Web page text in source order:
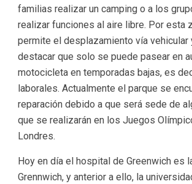
familias realizar un camping o a los
realizar funciones al aire libre. Por esta
permite el desplazamiento vía vehicular
destacar que solo se puede pasear en
motocicleta en temporadas bajas, es
laborales. Actualmente el parque se
reparación debido a que será sede de
que se realizarán en los Juegos
Londres.
Hoy en día el hospital de Greenwich es
Grennwich, y anterior a ello, la